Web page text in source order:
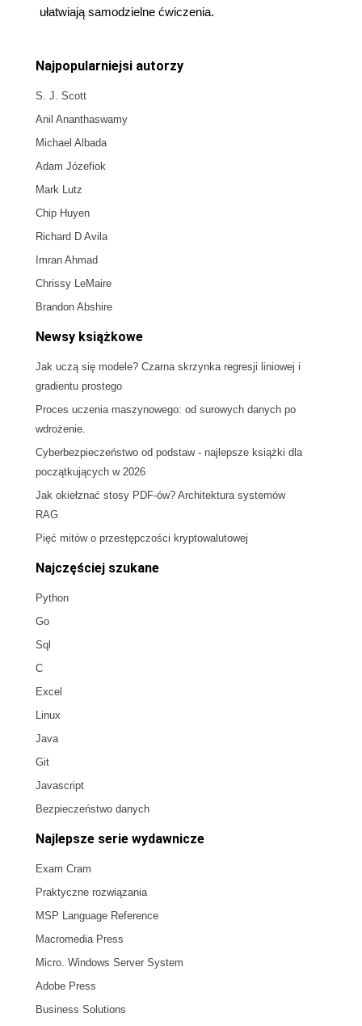
ułatwiają samodzielne ćwiczenia.
Najpopularniejsi autorzy
S. J. Scott
Anil Ananthaswamy
Michael Albada
Adam Józefiok
Mark Lutz
Chip Huyen
Richard D Avila
Imran Ahmad
Chrissy LeMaire
Brandon Abshire
Newsy książkowe
Jak uczą się modele? Czarna skrzynka regresji liniowej i
gradientu prostego
Proces uczenia maszynowego: od surowych danych po
wdrożenie.
Cyberbezpieczeństwo od podstaw - najlepsze książki dla
początkujących w 2026
Jak okiełznać stosy PDF-ów? Architektura systemów
RAG
Pięć mitów o przestępczości kryptowalutowej
Najczęściej szukane
Python
Go
Sql
C
Excel
Linux
Java
Git
Javascript
Bezpieczeństwo danych
Najlepsze serie wydawnicze
Exam Cram
Praktyczne rozwiązania
MSP Language Reference
Macromedia Press
Micro. Windows Server System
Adobe Press
Business Solutions